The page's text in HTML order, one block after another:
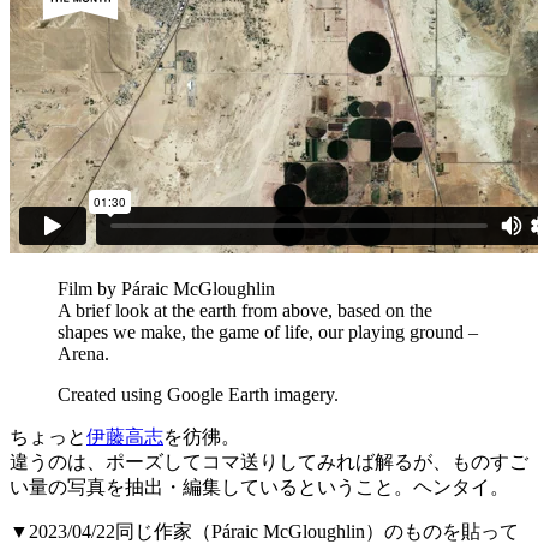
Film by Páraic McGloughlin
A brief look at the earth from above, based on the
shapes we make, the game of life, our playing ground –
Arena.
Created using Google Earth imagery.
ちょっと伊藤高志を彷彿。
違うのは、ポーズしてコマ送りしてみれば解るが、ものすご
い量の写真を抽出・編集しているということ。ヘンタイ。
▼2023/04/22同じ作家（Páraic McGloughlin）のものを貼って